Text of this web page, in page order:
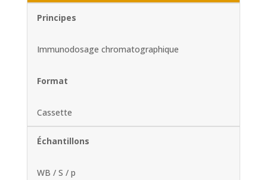
Principes
Immunodosage chromatographique
Format
Cassette
Échantillons
WB / S / p